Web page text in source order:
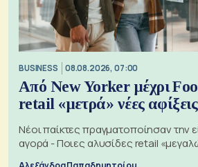
BUSINESS 08.08.2026, 07:00
Από New Yorker μέχρι
retail «μετρά» νέες αφίξεις
Νέοι παίκτες πραγματοποίησαν την
αγορά - Ποιες αλυσίδες retail